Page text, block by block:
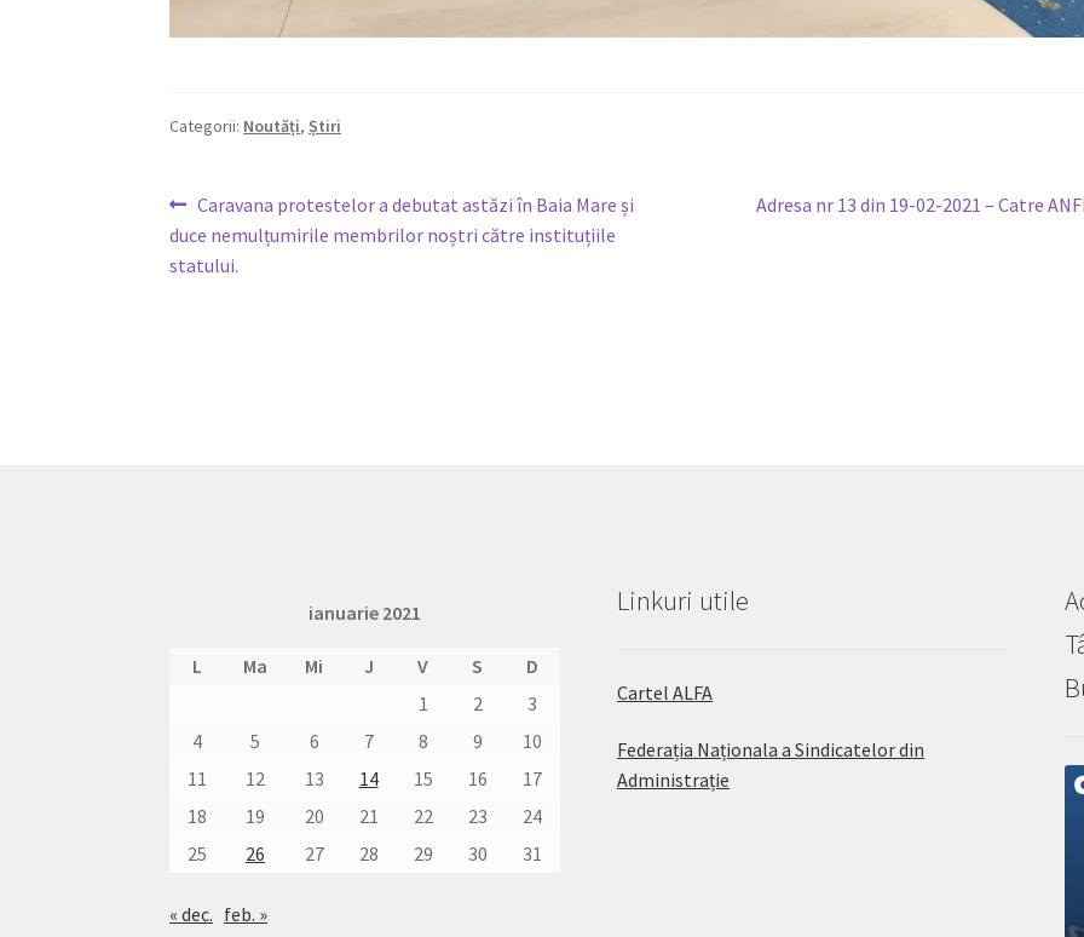
Categorii: Noutăți,Știri
Navigare
în
Articolul
anterior:
Caravana protestelor a debutat astăzi în Baia Mare și
duce nemulțumirile membrilor noștri către instituțiile
statului.
Articolul
Adresa nr 13 din 19-02-2021 – Catre
ianuarie 2021
L Ma Mi J V S
D
1
2
3
4
5 6 7 8 9
10
11
12 13 14 15 16
17
18
19 20 21 22 23
24
25
26 27 28 29 30 31
« dec. feb. »
Linkuri utile
Cartel ALFA
Federația Naționala a Sindicatelor din
Administrație